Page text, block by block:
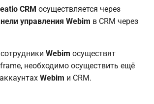
CRM осуществляется через
управления Webim в CRM через
Webim осуществят
необходимо осуществить ещё
Webim и CRM.